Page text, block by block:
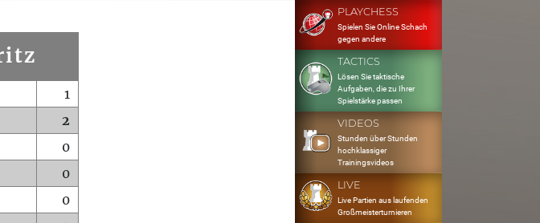
1
2
0
0
0
PLAYCHESS
Spielen Sie Online Schach
gegen andere
TACTICS
Lösen Sie taktische
Aufgaben, die zu Ihrer
Spielstärke passen
VIDEOS
Stunden über Stunden
hochklassiger
Trainingsvideos
LIVE
Live Partien aus laufenden
Großmeisterturnieren